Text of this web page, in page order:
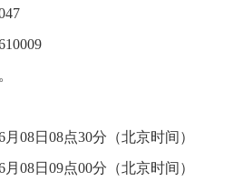
月 08日 08点30分（北京时间）
月 08日 09点00分（北京时间）